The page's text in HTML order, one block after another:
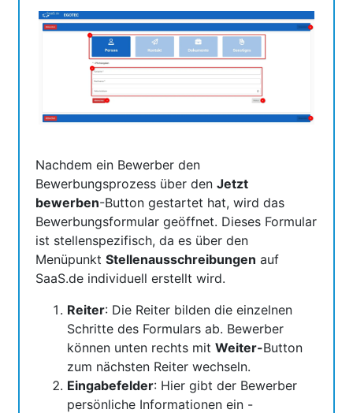
Nachdem ein Bewerber den
Bewerbungsprozess über den Jetzt
bewerben-Button gestartet hat, wird das
Bewerbungsformular geöffnet. Dieses Formular
ist stellenspezifisch, da es über den
Menüpunkt Stellenausschreibungen auf
SaaS.de individuell erstellt wird.
Reiter: Die Reiter bilden die einzelnen
Schritte des Formulars ab. Bewerber
können unten rechts mit Weiter-Button
zum nächsten Reiter wechseln.
Eingabefelder: Hier gibt der Bewerber
persönliche Informationen ein -